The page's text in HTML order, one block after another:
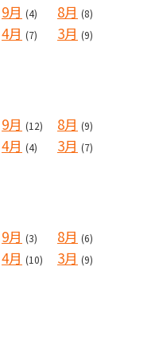
9月 (4) 8月 (8)
4月 (7) 3月 (9)
9月 (12) 8月 (9)
4月 (4) 3月 (7)
9月 (3) 8月 (6)
4月 (10) 3月 (9)